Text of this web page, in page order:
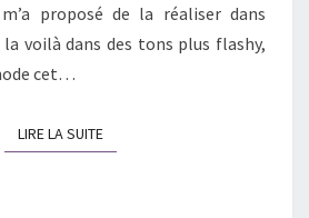
proposé de la réaliser dans
voilà dans des tons plus flashy,
cet…
LIRE LA SUITELIRE LA SUITE